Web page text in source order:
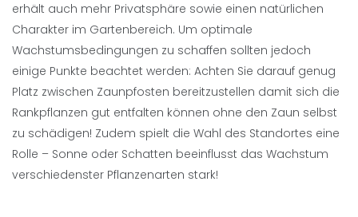
erhält auch mehr Privatsphäre sowie einen natürlichen
Charakter im Gartenbereich. Um optimale
Wachstumsbedingungen zu schaffen sollten jedoch
einige Punkte beachtet werden: Achten Sie darauf genug
Platz zwischen Zaunpfosten bereitzustellen damit sich die
Rankpflanzen gut entfalten können ohne den Zaun selbst
zu schädigen! Zudem spielt die Wahl des Standortes eine
Rolle – Sonne oder Schatten beeinflusst das Wachstum
verschiedenster Pflanzenarten stark!